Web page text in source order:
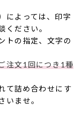
によっては、印字
ください。
トの指定、文字の
注文1回につき1種
て詰め合わせにす
いませ。